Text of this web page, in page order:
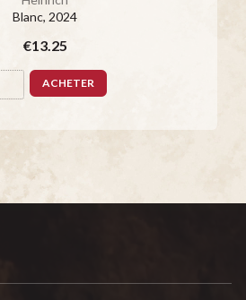
Blanc, 2024
€13.25
ACHETER